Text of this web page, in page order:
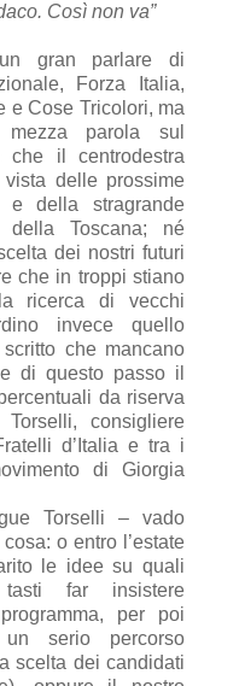
Così non va”
gran parlare di
Forza Italia,
e Cose Tricolori, ma
parola sul
che il centrodestra
delle prossime
e della stragrande
della Toscana; né
dei nostri futuri
che in troppi stiano
ricerca di vecchi
invece quello
che mancano
di questo passo il
da riserva
consigliere
d’Italia e tra i
di Giorgia
Torselli – vado
o entro l’estate
le idee su quali
far insistere
per poi
serio percorso
scelta dei candidati